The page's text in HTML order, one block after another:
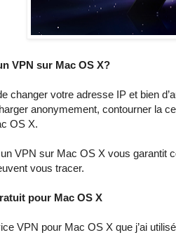
VPN sur Mac OS X?
changer votre adresse IP et bien
anonymement, contourner la
OS X.
VPN sur Mac OS X vous garantit
vous tracer.
pour Mac OS X
VPN pour Mac OS X que j’ai